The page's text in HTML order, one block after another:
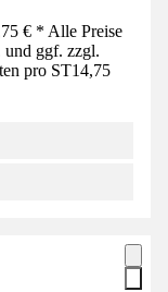
€ * Alle Preise
ggf. zzgl.
pro ST14,75